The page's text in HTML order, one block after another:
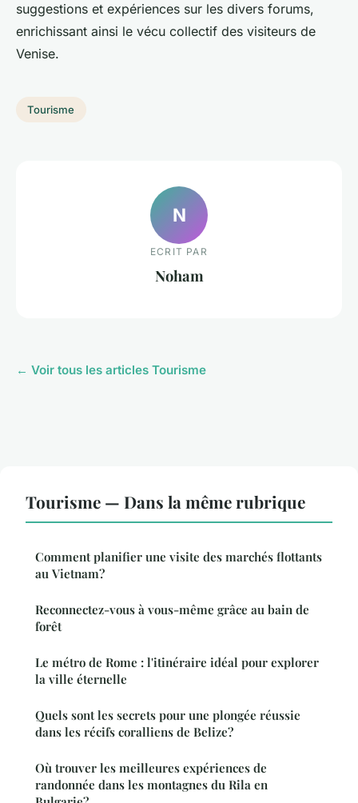
suggestions et expériences sur les divers forums,
enrichissant ainsi le vécu collectif des visiteurs de
Venise.
Tourisme
N
ECRIT PAR
Noham
← Voir tous les articles Tourisme
Tourisme — Dans la même rubrique
Comment planifier une visite des marchés flottants
au Vietnam?
Reconnectez-vous à vous-même grâce au bain de
forêt
Le métro de Rome : l'itinéraire idéal pour explorer
la ville éternelle
Quels sont les secrets pour une plongée réussie
dans les récifs coralliens de Belize?
Où trouver les meilleures expériences de
randonnée dans les montagnes du Rila en